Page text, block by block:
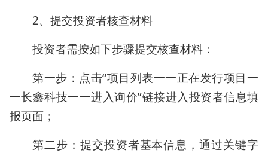
2、提交投资者核查材料
投资者需按如下步骤提交核查材料：
第一步：点击“项目列表一一正在发行项目一
一长鑫科技一一进入询价”链接进入投资者信息填
报页面；
第二步：提交投资者基本信息，通过关键字